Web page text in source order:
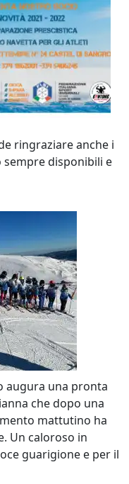
ringraziare anche i
disponibili e
augura una pronta
che dopo una
mattutino ha
Un caloroso in
guarigione e per il